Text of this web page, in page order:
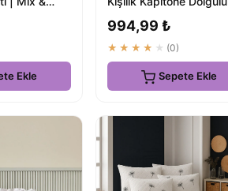
Ekle
Dsn |...
994,99 ₺
★★★★★ (0)
Sepete Ekle